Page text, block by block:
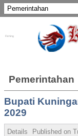
Pemerintahan
Bupati
2029
Details Published on
Fishing